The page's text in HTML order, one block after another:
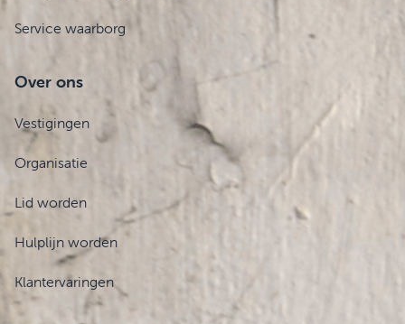
Service waarborg
Over ons
Vestigingen
Organisatie
Lid worden
Hulplijn worden
Klantervaringen